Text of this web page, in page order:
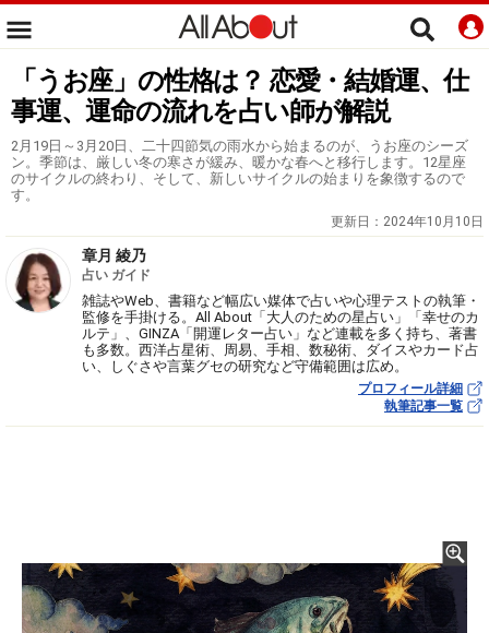
「うお座」の性格は？ 恋愛・結婚運、仕
事運、運命の流れを占い師が解説
2月19日～3月20日、二十四節気の雨水から始まるのが、うお座のシーズ
ン。季節は、厳しい冬の寒さが緩み、暖かな春へと移行します。12星座
のサイクルの終わり、そして、新しいサイクルの始まりを象徴するので
す。
更新日： 2024年10月10日
章月 綾乃
占い ガイド
雑誌やWeb、書籍など幅広い媒体で占いや心理テストの執筆・
監修を手掛ける。All About「大人のための星占い」「幸せのカ
ルテ」、GINZA「開運レター占い」など連載を多く持ち、著書
も多数。西洋占星術、周易、手相、数秘術、ダイスやカード占
い、しぐさや言葉グセの研究など守備範囲は広め。
プロフィール詳細
執筆記事一覧